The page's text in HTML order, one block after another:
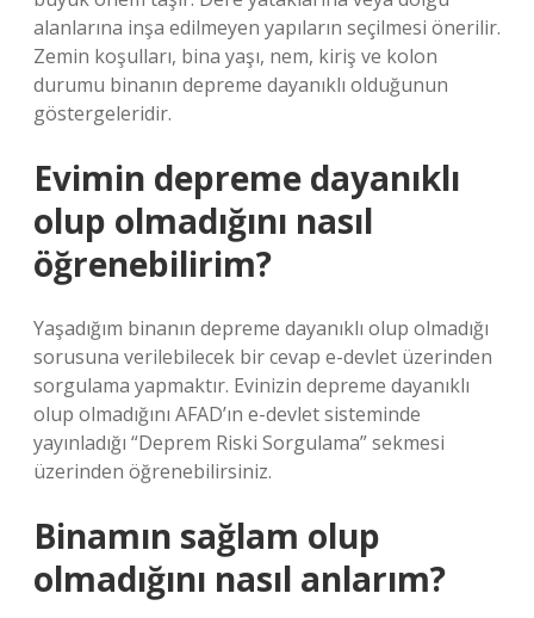
alanlarına inşa edilmeyen yapıların seçilmesi önerilir.
Zemin koşulları, bina yaşı, nem, kiriş ve kolon
durumu binanın depreme dayanıklı olduğunun
göstergeleridir.
Evimin depreme dayanıklı
olup olmadığını nasıl
öğrenebilirim?
Yaşadığım binanın depreme dayanıklı olup olmadığı
sorusuna verilebilecek bir cevap e-devlet üzerinden
sorgulama yapmaktır. Evinizin depreme dayanıklı
olup olmadığını AFAD’ın e-devlet sisteminde
yayınladığı “Deprem Riski Sorgulama” sekmesi
üzerinden öğrenebilirsiniz.
Binamın sağlam olup
olmadığını nasıl anlarım?